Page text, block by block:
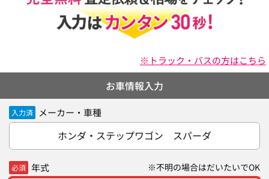
※トラック・バスの方はこちら
お車情報入力
入力済 メーカー・車種
ホンダ・ステップワゴン スパーダ
必須 年式 ※不明の場合はだいたいでOK